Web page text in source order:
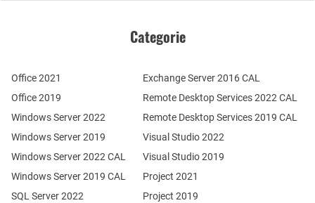
Categorie
Office 2021
Office 2019
Windows Server 2022
Windows Server 2019
SQL Server 2022
Windows Server 2022 CAL
Windows Server 2019 CAL
Remote Desktop Services 2022 CAL
Remote Desktop Services 2019 CAL
Exchange Server 2016 CAL
Visual Studio 2022
Visual Studio 2019
Project 2021
Project 2019